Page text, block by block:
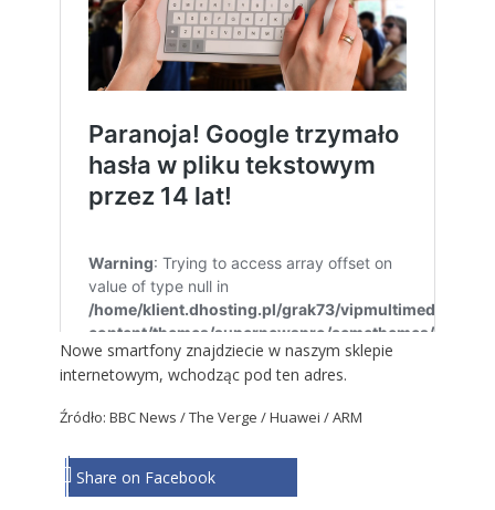
Nowe smartfony znajdziecie w naszym sklepie
internetowym, wchodząc pod ten adres.
Źródło: BBC News /The Verge / Huawei / ARM
Share on Facebook